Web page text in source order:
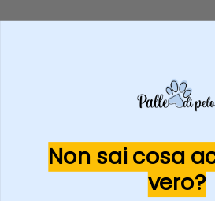
Non sai cosa
vero?